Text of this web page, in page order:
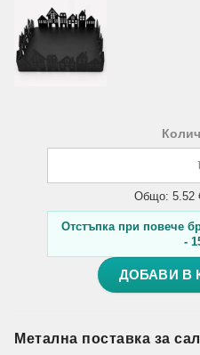
Общо: 5.52
Отстъпка при повече
-
ДОБАВИ В
Метална поставка за